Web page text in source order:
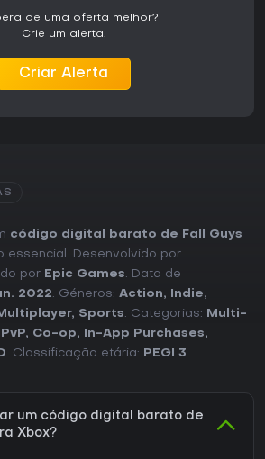
de uma oferta melhor?
Crie um alerta.
Criar Alerta
código digital barato de Fall Guys
essencial. Desenvolvido por
por Epic Games. Data de
2022. Géneros: Action, Indie,
, Sports. Categorias:
Multi-
, Co-op, In-App Purchases,
. Classificação etária: PEGI 3.
um código digital barato de
Xbox?